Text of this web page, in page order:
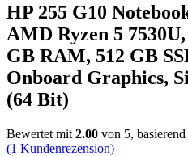
HP 255 G10
AMD Ryzen 5
GB RAM, 512 GB
Onboard Graphics,
(64 Bit)
Bewertet mit 2.00 von 5,
(1 Kundenrezension)